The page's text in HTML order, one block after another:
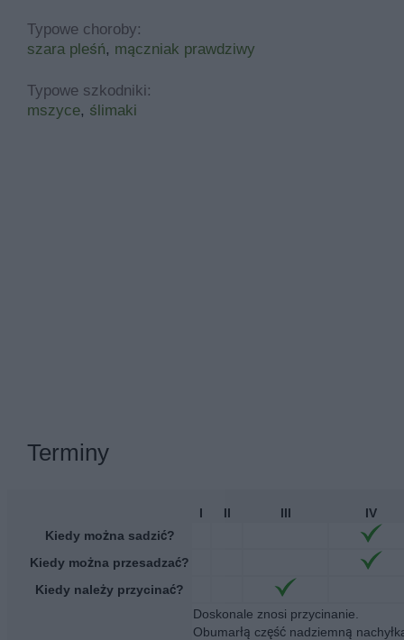
Typowe choroby:
szara pleśń, mączniak prawdziwy
Typowe szkodniki:
mszyce, ślimaki
Terminy
I II III
IV
Kiedy można sadzić?
Kiedy można przesadzać?
Kiedy należy przycinać?
Doskonale znosi przycinanie.
Obumarłą część nadziemną